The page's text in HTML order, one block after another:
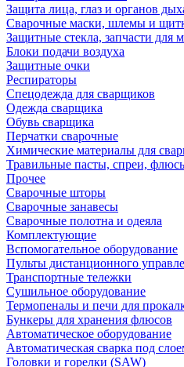
Защита лица, глаз и органов
Сварочные маски, шлемы и
Защитные стекла, запчасти для
Блоки подачи воздуха
Защитные очки
Респираторы
Спецодежда для сварщиков
Одежда сварщика
Обувь сварщика
Перчатки сварочные
Химические материалы для
Травильные пасты, спреи,
Прочее
Сварочные шторы
Сварочные занавесы
Сварочные полотна и одеяла
Комплектующие
Вспомогательное оборудование
Пульты дистанционного
Транспортные тележки
Сушильное оборудование
Термопеналы и печи для
Бункеры для хранения флюсов
Автоматическое оборудование
Автоматическая сварка под
Головки и горелки (SAW)